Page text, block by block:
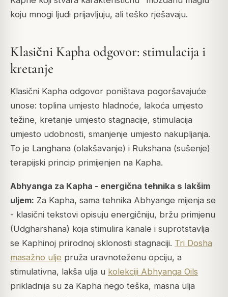
koju mnogi ljudi prijavljuju, ali teško rješavaju.
Klasični Kapha odgovor: stimulacija i
kretanje
Klasični Kapha odgovor poništava pogoršavajuće
unose: toplina umjesto hladnoće, lakoća umjesto
težine, kretanje umjesto stagnacije, stimulacija
umjesto udobnosti, smanjenje umjesto nakupljanja.
To je Langhana (olakšavanje) i Rukshana (sušenje)
terapijski princip primijenjen na Kapha.
Abhyanga za Kapha - energična tehnika s lakšim
uljem: Za Kapha, sama tehnika Abhyange mijenja se
- klasični tekstovi opisuju energičniju, bržu primjenu
(Udgharshana) koja stimulira kanale i suprotstavlja
se Kaphinoj prirodnoj sklonosti stagnaciji. Tri Dosha
masažno ulje pruža uravnoteženu opciju, a
stimulativna, lakša ulja u kolekciji Abhyanga Oils
prikladnija su za Kapha nego teška, masna ulja